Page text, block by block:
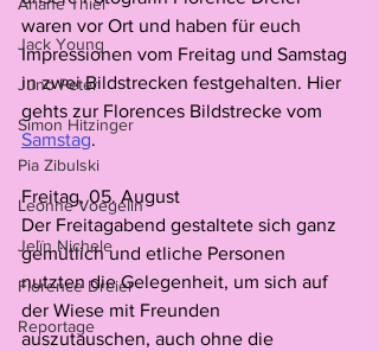
Jack Young
Juno Peter
Simon Hitzinger
Pia Zibulski
Leonne Voegelin
Jelïn Nichele
Florence Dreier
Reportage
waren vor Ort und haben für euch
Impressionen vom Freitag und Samstag
in zwei Bildstrecken festgehalten. Hier
gehts zur Florences Bildstrecke vom
Samstag.
Freitag, 05. August
Der Freitagabend gestaltete sich ganz
gemütlich und etliche Personen
nutzten die Gelegenheit, um sich auf
der Wiese mit Freunden
auszutauschen, auch ohne die